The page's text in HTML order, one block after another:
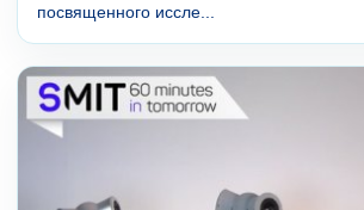
посвященного иссле...